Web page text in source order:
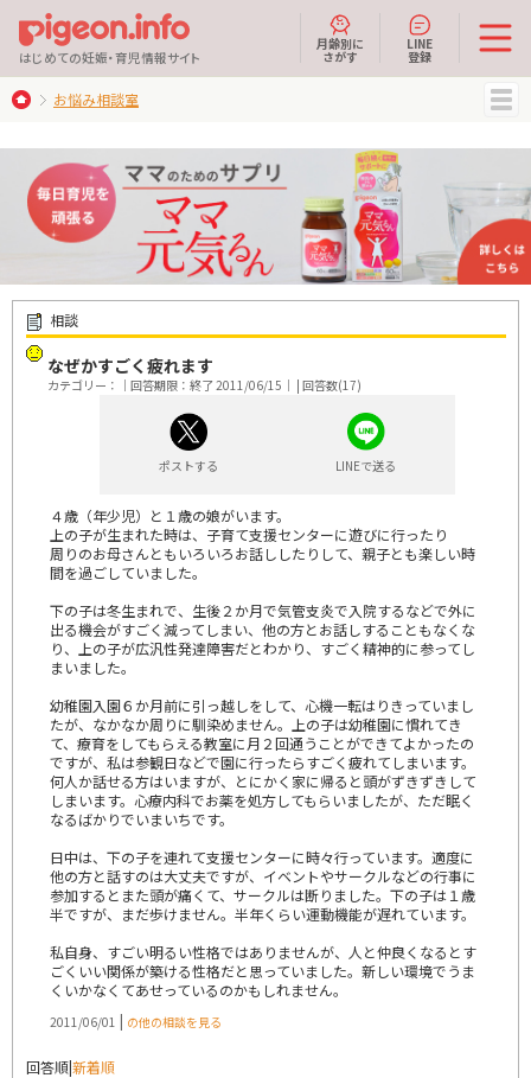
はじめての妊娠・育児情報サイト
月齢別に
さがす
LINE
登録
お悩み相談室
相談
なぜかすごく疲れます
カテゴリー：｜回答期限：終了 2011/06/15｜ | 回答数(17)
ポストする LINEで送る
４歳（年少児）と１歳の娘がいます。
上の子が生まれた時は、子育て支援センターに遊びに行ったり
周りのお母さんともいろいろお話ししたりして、親子とも楽しい時
間を過ごしていました。
下の子は冬生まれで、生後２か月で気管支炎で入院するなどで外に
出る機会がすごく減ってしまい、他の方とお話しすることもなくな
り、上の子が広汎性発達障害だとわかり、すごく精神的に参ってし
まいました。
幼稚園入園６か月前に引っ越しをして、心機一転はりきっていまし
たが、なかなか周りに馴染めません。上の子は幼稚園に慣れてき
て、療育をしてもらえる教室に月２回通うことができてよかったの
ですが、私は参観日などで園に行ったらすごく疲れてしまいます。
何人か話せる方はいますが、とにかく家に帰ると頭がずきずきして
しまいます。心療内科でお薬を処方してもらいましたが、ただ眠く
なるばかりでいまいちです。
日中は、下の子を連れて支援センターに時々行っています。適度に
他の方と話すのは大丈夫ですが、イベントやサークルなどの行事に
参加するとまた頭が痛くて、サークルは断りました。下の子は１歳
半ですが、まだ歩けません。半年くらい運動機能が遅れています。
私自身、すごい明るい性格ではありませんが、人と仲良くなるとす
ごくいい関係が築ける性格だと思っていました。新しい環境でうま
くいかなくてあせっているのかもしれません。
2011/06/01 | の他の相談を見る
回答順|新着順